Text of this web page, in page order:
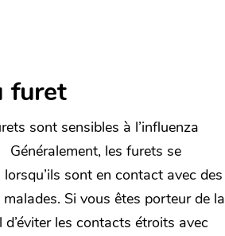
furet
sont sensibles à l’influenza
les furets se
sont en contact avec des
Si vous êtes porteur de la
les contacts étroits avec